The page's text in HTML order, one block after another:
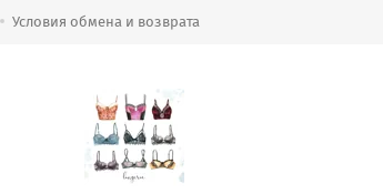
Условия обмена и возврата